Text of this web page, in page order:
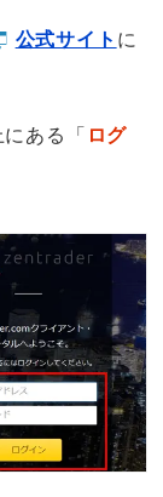
公式サイト に
ある「 ログ